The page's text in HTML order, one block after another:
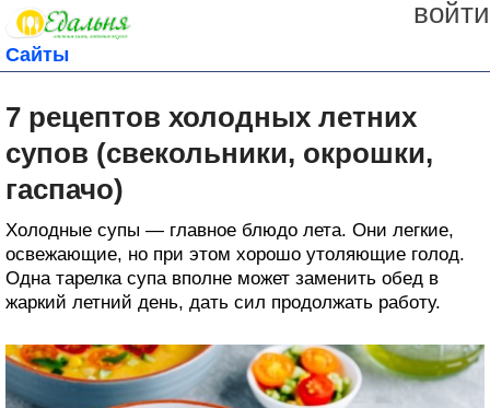
войти
Сайты
7 рецептов холодных летних
супов (свекольники, окрошки,
гаспачо)
Холодные супы — главное блюдо лета. Они легкие,
освежающие, но при этом хорошо утоляющие голод.
Одна тарелка супа вполне может заменить обед в
жаркий летний день, дать сил продолжать работу.